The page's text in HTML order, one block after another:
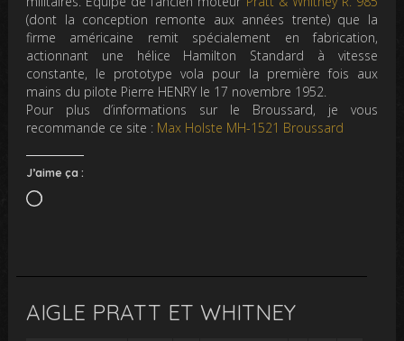
(dont la conception remonte aux années trente) que la
firme américaine remit spécialement en fabrication,
actionnant une hélice Hamilton Standard à vitesse
constante, le prototype vola pour la première fois aux
mains du pilote Pierre HENRY le 17 novembre 1952.
Pour plus d’informations sur le Broussard, je vous
recommande ce site : Max Holste MH-1521 Broussard
J’aime ça :
Chargement…
AIGLE PRATT ET WHITNEY